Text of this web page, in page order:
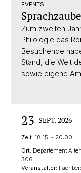
EVENTS
Zum zweiten
Philologie das
Besuchende
Stand, die Welt
sowie eigene
23 SEPT. 2026
Zeit: 18:15 - 20:00
Ort: Departement
306
Veranstalter: